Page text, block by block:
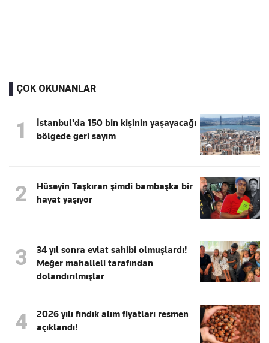
ÇOK OKUNANLAR
1
İstanbul'da 150 bin kişinin yaşayacağı
bölgede geri sayım
2
Hüseyin Taşkıran şimdi bambaşka bir
hayat yaşıyor
3
34 yıl sonra evlat sahibi olmuşlardı!
Meğer mahalleli tarafından
dolandırılmışlar
4
2026 yılı fındık alım fiyatları resmen
açıklandı!